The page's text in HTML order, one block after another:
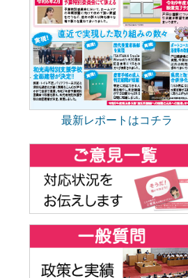
最新レポートはコチラ